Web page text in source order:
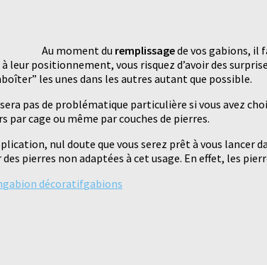
Au moment du remplissagede vos gabions, il
leur positionnement, vous risquez d’avoir des
les unes dans les autres autant que possible.
pas de problématique particulière si vous avez
cage ou même par couches de pierres.
nul doute que vous serez prêt à vous lancer
pierres non adaptées à cet usage. En effet, les
gabion décoratifgabions